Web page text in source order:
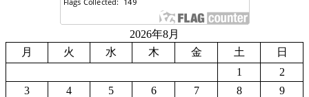
2026年8月
月
火 水 木 金 土
日
1
2
3
4 5 6 7 8
9